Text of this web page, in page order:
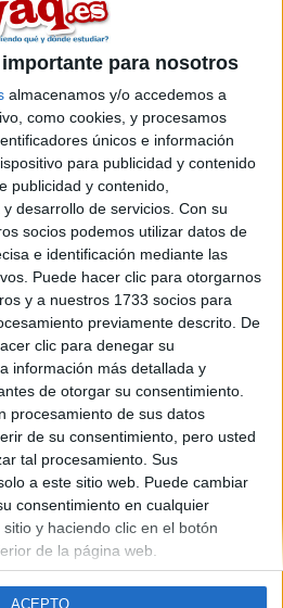
para nosotros
almacenamos y/o accedemos a
como cookies, y procesamos
únicos e información
para publicidad y contenido
publicidad y contenido,
desarrollo de servicios. Con su
socios podemos utilizar datos de
e identificación mediante las
Puede hacer clic para otorgarnos
y a nuestros 1733 socios para
previamente descrito. De
clic para denegar su
información más detallada y
de otorgar su consentimiento.
procesamiento de sus datos
de su consentimiento, pero usted
tal procesamiento. Sus
a este sitio web. Puede cambiar
consentimiento en cualquier
y haciendo clic en el botón
de la página web.
ACEPTO
ii-islas-canarias-2013-julio.pdf
| Contactar| Anúnciate
|Condiciones generales
de cookies
S.L.- Diego de León 47 - 28006
- Tel. +34 91 593 2767